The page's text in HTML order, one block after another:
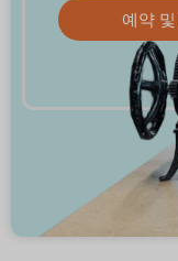
예약